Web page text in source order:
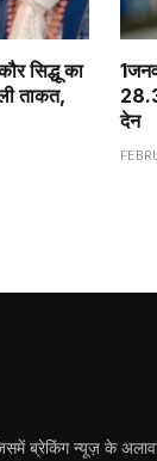
सिद्धू का
ताकत,
देन
ब्रेकिंग न्यूज़ के